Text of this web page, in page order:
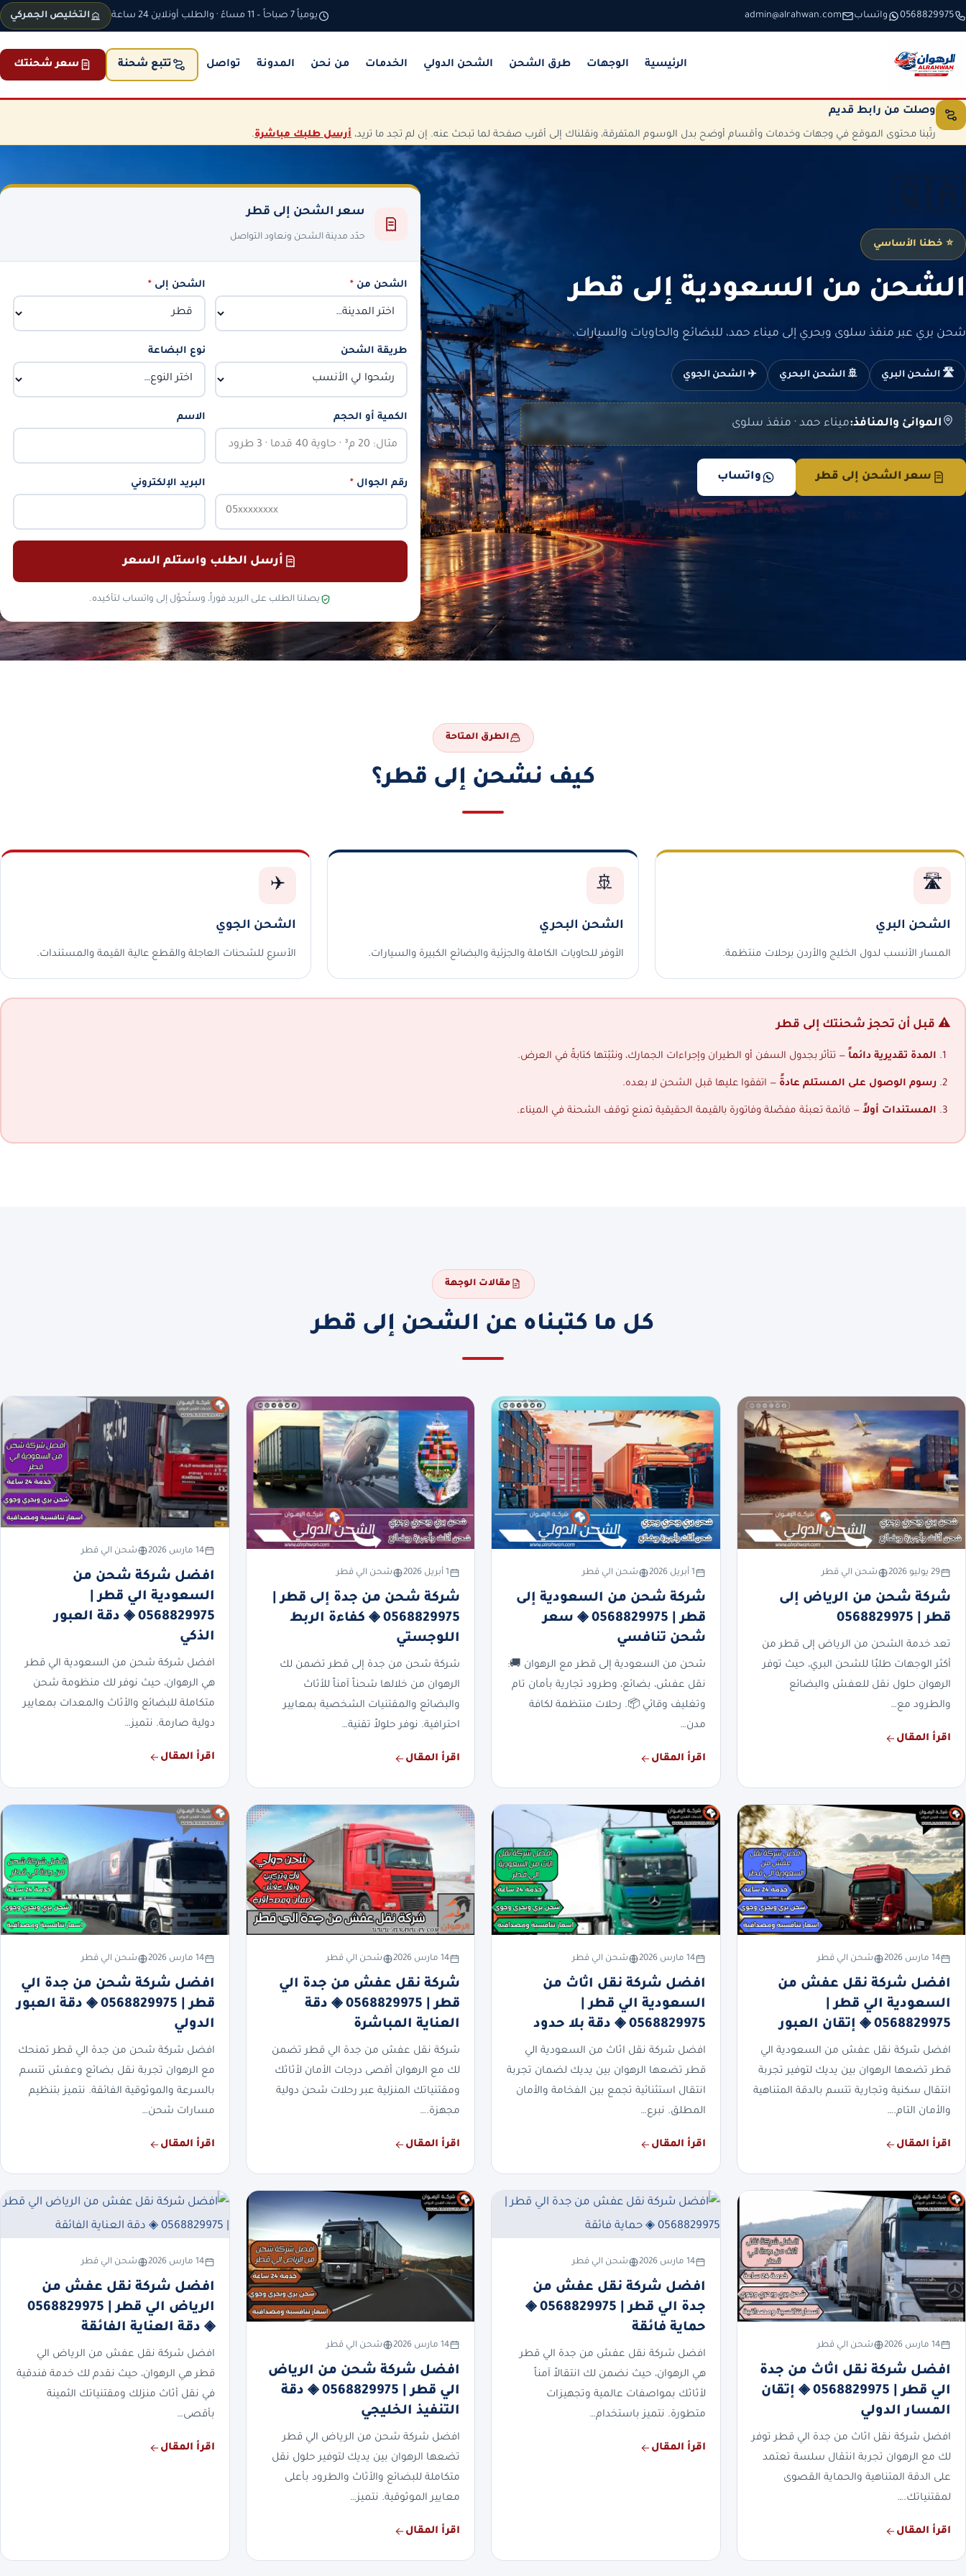
تخطَّ إلى المحتوى
0568829975 واتساب admin@alrahwan.com يومياً 7 صباحاً – 11 مساءً · والطلب أونلاين 24 ساعة التخليص الجمركي
الرئيسية الوجهات طرق الشحن الشحن الدولي الخدمات من نحن المدونة تواصل تتبع شحنة سعر شحنتك
وصلت من رابط قديم
رتّبنا محتوى الموقع في وجهات وخدمات وأقسام أوضح بدل الوسوم المتفرقة، ونقلناك إلى أقرب صفحة لما تبحث عنه. إن لم تجد ما تريد، أرسل طلبك مباشرة.
🇶🇦
⭐ خطنا الأساسي
الشحن من السعودية إلى قطر
شحن بري عبر منفذ سلوى وبحري إلى ميناء حمد، للبضائع والحاويات والسيارات.
🛣️ الشحن البري 🚢 الشحن البحري ✈️ الشحن الجوي
الموانئ والمنافذ:ميناء حمد · منفذ سلوى
سعر الشحن إلى قطر واتساب
سعر الشحن إلى قطر
حدّد مدينة الشحن ونعاود التواصل
الشحن من * الشحن إلى *
طريقة الشحن نوع البضاعة
الكمية أو الحجم الاسم
رقم الجوال * البريد الإلكتروني
أرسل الطلب واستلم السعر
يصلنا الطلب على البريد فوراً، وستُحوَّل إلى واتساب لتأكيده.
الطرق المتاحة
كيف نشحن إلى قطر؟
🛣️
الشحن البري
المسار الأنسب لدول الخليج والأردن برحلات منتظمة.
🚢
الشحن البحري
الأوفر للحاويات الكاملة والجزئية والبضائع الكبيرة والسيارات.
✈️
الشحن الجوي
الأسرع للشحنات العاجلة والقطع عالية القيمة والمستندات.
⚠️ قبل أن تحجز شحنتك إلى قطر
المدة تقديرية دائماً — تتأثر بجدول السفن أو الطيران وإجراءات الجمارك، ونثبّتها كتابةً في العرض.
رسوم الوصول على المستلم عادةً — اتفقوا عليها قبل الشحن لا بعده.
المستندات أولاً — قائمة تعبئة مفصّلة وفاتورة بالقيمة الحقيقية تمنع توقف الشحنة في الميناء.
مقالات الوجهة
كل ما كتبناه عن الشحن إلى قطر
29 يوليو 2026 شحن الي قطر
شركة شحن من الرياض إلى
قطر | 0568829975
تعد خدمة الشحن من الرياض إلى قطر من
أكثر الوجهات طلبًا للشحن البري، حيث توفر
الرهوان حلول نقل للعفش والبضائع
والطرود مع…
اقرأ المقال
1 أبريل 2026 شحن الي قطر
شركة شحن من السعودية إلى
قطر | 0568829975 ◈ سعر
شحن تنافسي
شحن من السعودية إلى قطر مع الرهوان 🚚:
نقل عفش، بضائع، وطرود تجارية بأمان تام
وتغليف وقائي 📦. رحلات منتظمة لكافة
مدن…
اقرأ المقال
1 أبريل 2026 شحن الي قطر
شركة شحن من جدة إلى قطر |
0568829975 ◈ كفاءة الربط
اللوجستي
شركة شحن من جدة إلى قطر تضمن لك
الرهوان من خلالها شحناً آمناً للأثاث
والبضائع والمقتنيات الشخصية بمعايير
احترافية. نوفر حلولاً تقنية…
اقرأ المقال
14 مارس 2026 شحن الي قطر
افضل شركة شحن من
السعودية الي قطر |
0568829975 ◈ دقة العبور
الذكي
افضل شركة شحن من السعودية الي قطر
هي الرهوان، حيث نوفر لك منظومة شحن
متكاملة للبضائع والأثاث والمعدات بمعايير
دولية صارمة. نتميز…
اقرأ المقال
14 مارس 2026 شحن الي قطر
افضل شركة نقل عفش من
السعودية الي قطر |
0568829975 ◈ إتقان العبور
افضل شركة نقل عفش من السعودية الي
قطر تضعها الرهوان بين يديك لتوفير تجربة
انتقال سكنية وتجارية تتسم بالدقة المتناهية
والأمان التام.…
اقرأ المقال
14 مارس 2026 شحن الي قطر
افضل شركة نقل اثاث من
السعودية الي قطر |
0568829975 ◈ دقة بلا حدود
افضل شركة نقل اثاث من السعودية الي
قطر تضعها الرهوان بين يديك لضمان تجربة
انتقال استثنائية تجمع بين الفخامة والأمان
المطلق. نبرع…
اقرأ المقال
14 مارس 2026 شحن الي قطر
شركة نقل عفش من جدة الي
قطر | 0568829975 ◈ دقة
العناية المباشرة
شركة نقل عفش من جدة الي قطر تضمن
لك مع الرهوان أقصى درجات الأمان لأثاثك
ومقتنياتك المنزلية عبر رحلات شحن دولية
مجهزة.…
اقرأ المقال
14 مارس 2026 شحن الي قطر
افضل شركة شحن من جدة الي
قطر | 0568829975 ◈ دقة العبور
الدولي
افضل شركة شحن من جدة الي قطر تمنحك
مع الرهوان تجربة نقل بضائع وعفش تتسم
بالسرعة والموثوقية الفائقة. نتميز بتنظيم
مسارات شحن…
اقرأ المقال
14 مارس 2026 شحن الي قطر
افضل شركة نقل اثاث من جدة
الي قطر | 0568829975 ◈ إتقان
المسار الدولي
افضل شركة نقل اثاث من جدة الي قطر توفر
لك مع الرهوان تجربة انتقال سلسة تعتمد
على الدقة المتناهية والحماية القصوى
لمقتنياتك.…
اقرأ المقال
14 مارس 2026 شحن الي قطر
افضل شركة نقل عفش من
جدة الي قطر | 0568829975 ◈
حماية فائقة
افضل شركة نقل عفش من جدة الي قطر
هي الرهوان، حيث نضمن لك انتقالاً آمناً
لأثاثك بمواصفات عالمية وتجهيزات
متطورة. نتميز باستخدام…
اقرأ المقال
14 مارس 2026 شحن الي قطر
افضل شركة شحن من الرياض
الي قطر | 0568829975 ◈ دقة
التنفيذ الخليجي
افضل شركة شحن من الرياض الي قطر
تضعها الرهوان بين يديك لتوفير حلول نقل
متكاملة للبضائع والأثاث والطرود بأعلى
معايير الموثوقية. نتميز…
اقرأ المقال
14 مارس 2026 شحن الي قطر
افضل شركة نقل عفش من
الرياض الي قطر | 0568829975
◈ دقة العناية الفائقة
افضل شركة نقل عفش من الرياض الي
قطر هي الرهوان، حيث نقدم لك خدمة فندقية
في نقل أثاث منزلك ومقتنياتك الثمينة
بأقصى…
اقرأ المقال